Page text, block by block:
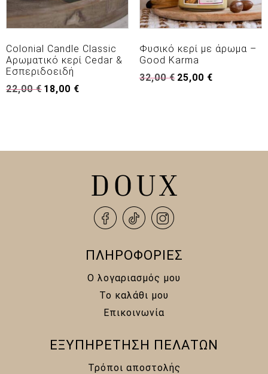
Colonial Candle Classic
Αρωματικό κερί Cedar &
Εσπεριδοειδή
22,00€ Original
18,00 €
Φυσικό κερί με άρωμα –
Good Karma
32,00€ Original
25,00 €Η
ΠΛΗΡΟΦΟΡΙΕΣ
Ο λογαριασμός μου
Το καλάθι μου
Επικοινωνία
ΕΞΥΠΗΡΕΤΗΣΗ ΠΕΛΑΤΩΝ
Τρόποι αποστολής